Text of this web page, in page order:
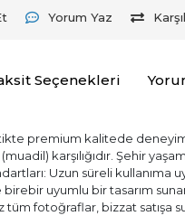
Yorum Yaz
Seçenekleri
premium kalitede
karşılığıdır. Şehir
Uzun süreli
birebir uyumlu bir tasarım
tüm fotoğraflar, bizzat